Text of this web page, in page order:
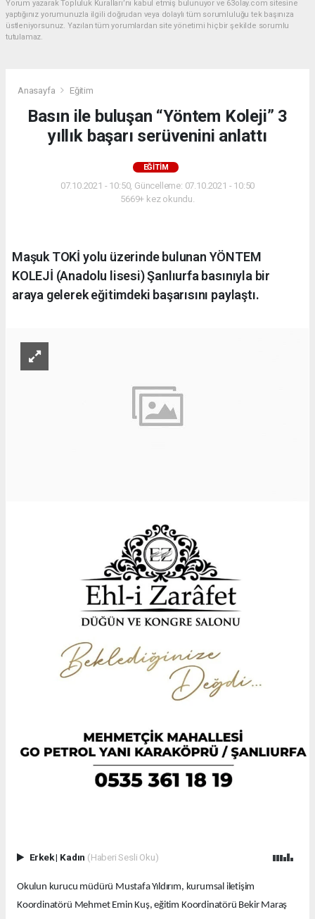
Yorum yazarak Topluluk Kuralları’nı kabul etmiş bulunuyor ve 63olay.com sitesine
yaptığınız yorumunuzla ilgili doğrudan veya dolaylı tüm sorumluluğu tek başınıza
üstleniyorsunuz. Yazılan tüm yorumlardan site yönetimi hiçbir şekilde sorumlu
tutulamaz.
Anasayfa Eğitim
Basın ile buluşan “Yöntem Koleji” 3
yıllık başarı serüvenini anlattı
EĞITIM
07.10.2021 - 10:50, Güncelleme: 07.10.2021 - 10:50
5669+ kez okundu.
Maşuk TOKİ yolu üzerinde bulunan YÖNTEM
KOLEJİ (Anadolu lisesi) Şanlıurfa basınıyla bir
araya gelerek eğitimdeki başarısını paylaştı.
Erkek| Kadın (Haberi Sesli Oku)
Okulun kurucu müdürü Mustafa Yıldırım, kurumsal iletişim
Koordinatörü Mehmet Emin Kuş, eğitim Koordinatörü Bekir Maraş